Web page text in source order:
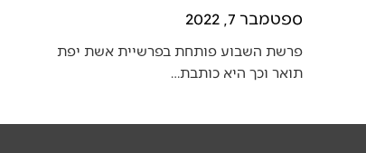
ספטמבר 7, 2022
פרשת השבוע פותחת בפרשיית אשת יפת
תואר וכך היא כותבת…